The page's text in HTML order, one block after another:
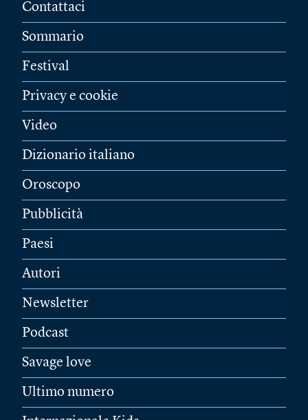
Contattaci
Sommario
Festival
Privacy e cookie
Video
Dizionario italiano
Oroscopo
Pubblicità
Paesi
Autori
Newsletter
Podcast
Savage love
Ultimo numero